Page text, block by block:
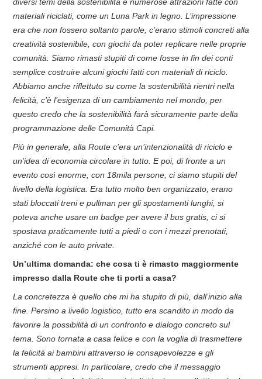
diversi temi della sostenibilità e numerose attrazioni fatte con
materiali riciclati, come un Luna Park in legno. L’impressione
era che non fossero soltanto parole, c’erano stimoli concreti alla
creatività sostenibile, con giochi da poter replicare nelle proprie
comunità. Siamo rimasti stupiti di come fosse in fin dei conti
semplice costruire alcuni giochi fatti con materiali di riciclo.
Abbiamo anche riflettuto su come la sostenibilità rientri nella
felicità, c’è l’esigenza di un cambiamento nel mondo, per
questo credo che la sostenibilità farà sicuramente parte della
programmazione delle Comunità Capi.
Più in generale, alla Route c’era un’intenzionalità di riciclo e
un’idea di economia circolare in tutto. E poi, di fronte a un
evento così enorme, con 18mila persone, ci siamo stupiti del
livello della logistica. Era tutto molto ben organizzato, erano
stati bloccati treni e pullman per gli spostamenti lunghi, si
poteva anche usare un badge per avere il bus gratis, ci si
spostava praticamente tutti a piedi o con i mezzi prenotati,
anziché con le auto private.
Un’ultima domanda: che cosa ti è rimasto maggiormente
impresso dalla Route che ti porti a casa?
La concretezza è quello che mi ha stupito di più, dall’inizio alla
fine. Persino a livello logistico, tutto era scandito in modo da
favorire la possibilità di un confronto e dialogo concreto sul
tema. Sono tornata a casa felice e con la voglia di trasmettere
la felicità ai bambini attraverso le consapevolezze e gli
strumenti appresi. In particolare, credo che il messaggio